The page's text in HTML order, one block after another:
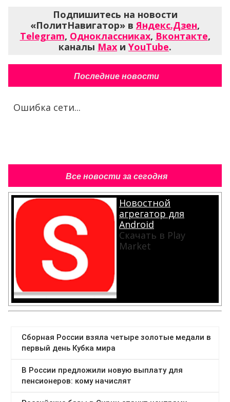
Подпишитесь на новости
«ПолитНавигатор» вЯндекс.Дзен,
Telegram, Одноклассниках, Вконтакте,
каналы Max и YouTube.
Последние новости
Ошибка сети...
Все новости за сегодня
Новостной
агрегатор для
Android
Скачать в Play
Market